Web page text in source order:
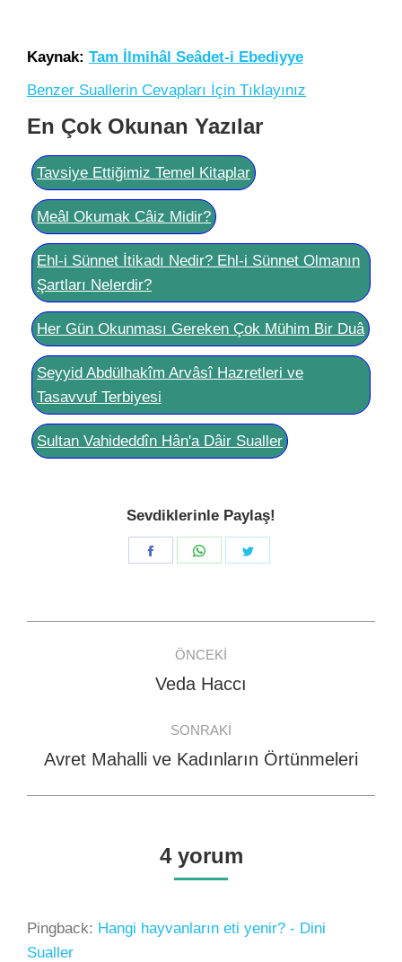
Kaynak: Tam İlmihâl Seâdet-i Ebediyye
Benzer Suallerin Cevapları İçin Tıklayınız
En Çok Okunan Yazılar
Tavsiye Ettiğimiz Temel Kitaplar
Meâl Okumak Câiz Midir?
Ehl-i Sünnet İtikadı Nedir? Ehl-i Sünnet Olmanın
Şartları Nelerdir?
Her Gün Okunması Gereken Çok Mühim Bir Duâ
Seyyid Abdülhakîm Arvâsî Hazretleri ve
Tasavvuf Terbiyesi
Sultan Vahideddîn Hân'a Dâir Sualler
Sevdiklerinle Paylaş!
Share
Share
navigation
ÖNCEKI
Previous
Veda Haccı
SONRAKI
Next
Avret Mahalli ve Kadınların Örtünmeleri
4 yorum
Pingback: Hangi hayvanların eti yenir? - Dini
Sualler